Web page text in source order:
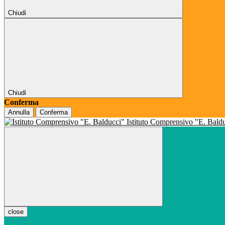
Chiudi
Chiudi
Conferma
Annulla Conferma
Istituto Comprensivo "E.
close